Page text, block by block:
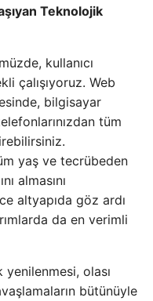
Teknolojik
kullanıcı
çalışıyoruz. Web
bilgisayar
tüm
yaş ve tecrübeden
almasını
altyapıda göz ardı
da en verimli
olası
bütünüyle